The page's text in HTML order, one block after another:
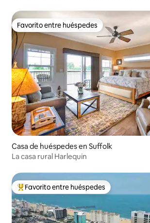
Favorito entre huéspedes
Favorito entre huéspedes
Casa de huéspedes en Suffolk
La casa rural Harlequin
De los mejores en Favorito entre huéspedes
Favorito entre huéspedes